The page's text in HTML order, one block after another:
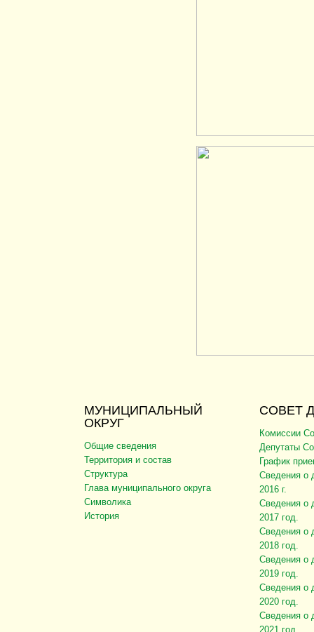
МУНИЦИПАЛЬНЫЙ
ОКРУГ
Общие сведения
Территория и состав
Структура
Глава муниципального округа
Символика
История
СОВЕТ
Комиссии
Депутаты
График
Сведения о
2016 г.
Сведения о
2017 год.
Сведения о
2018 год.
Сведения о
2019 год.
Сведения о
2020 год.
Сведения о
2021 год.